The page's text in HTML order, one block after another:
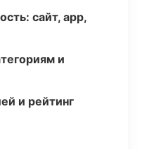
сайт, app,
и
и рейтинг